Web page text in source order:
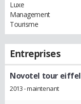
Luxe
Management
Tourisme
Entreprises
Novotel tour eiffel
2013 - maintenant